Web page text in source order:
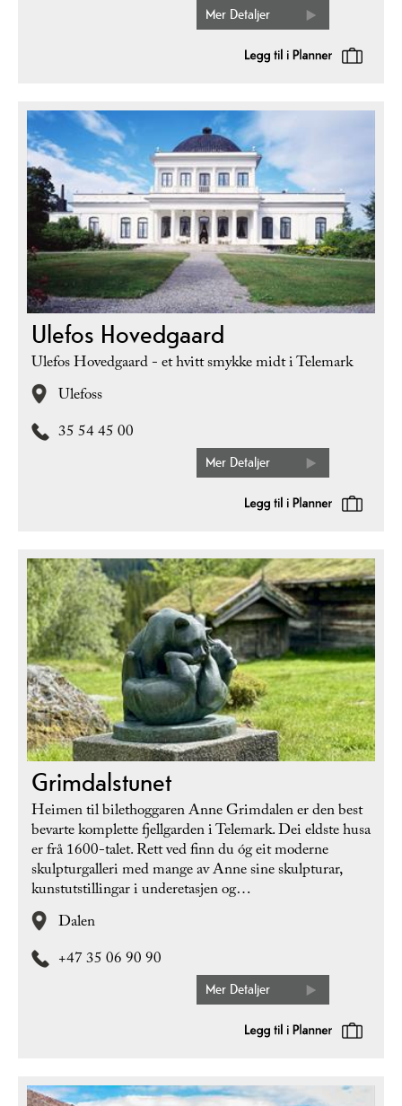
Mer Detaljer
Ulefos Hovedgaard
Ulefos Hovedgaard - et hvitt smykke midt i Telemark
Ulefoss
35 54 45 00
Mer Detaljer
Grimdalstunet
Heimen til bilethoggaren Anne Grimdalen er den best
bevarte komplette fjellgarden i Telemark. Dei eldste husa
er frå 1600-talet. Rett ved finn du óg eit moderne
skulpturgalleri med mange av Anne sine skulpturar,
kunstutstillingar i underetasjen og…
Dalen
+47 35 06 90 90
Mer Detaljer